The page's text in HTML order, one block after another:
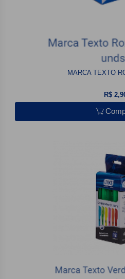
MARCA TEXTO
R$